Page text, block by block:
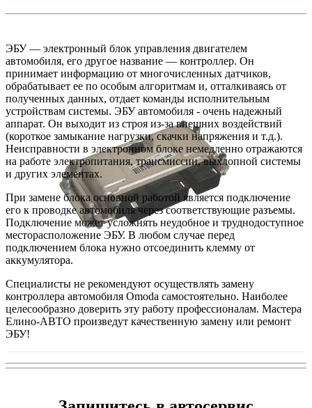
ЭБУ — электронный блок управления двигателем
автомобиля, его другое название — контроллер. Он
принимает информацию от многочисленных датчиков,
обрабатывает ее по особым алгоритмам и, отталкиваясь от
полученных данных, отдает команды исполнительным
устройствам системы. ЭБУ автомобиля - очень надежный
аппарат. Он выходит из строя из-за внешних воздействий
(короткое замыкание нагрузки, скачки напряжения и т.д.).
Неисправности в электронном блоке немедленно отражаются
на работе электропитания, трансмиссии, выхлопной системы
и других элементах.
При замене блока основной работой является подключение
его к проводке автомобиля через соответствующие разъемы.
Подключение может усложнять неудобное и труднодоступное
месторасположение ЭБУ. В любом случае перед
подключением блока нужно отсоединить клемму от
аккумулятора.
Специалисты не рекомендуют осуществлять замену
контроллера автомобиля Omoda самостоятельно. Наиболее
целесообразно доверить эту работу профессионалам. Мастера
Елино-АВТО произведут качественную замену или ремонт
ЭБУ!